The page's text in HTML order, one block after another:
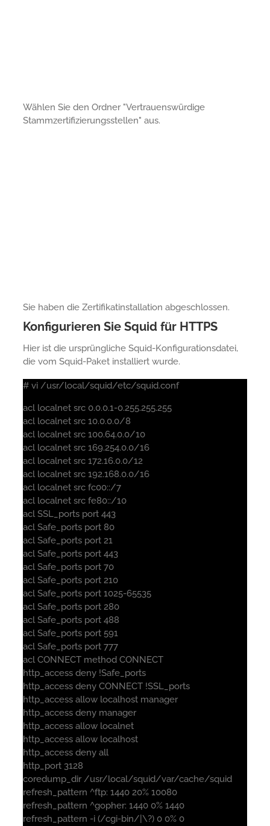
Wählen Sie den Ordner "Vertrauenswürdige
Stammzertifizierungsstellen" aus.
Sie haben die Zertifikatinstallation abgeschlossen.
Konfigurieren Sie Squid für HTTPS
Hier ist die ursprüngliche Squid-Konfigurationsdatei,
die vom Squid-Paket installiert wurde.
# vi /usr/local/squid/etc/squid.conf
acl localnet src 0.0.0.1-0.255.255.255
acl localnet src 10.0.0.0/8
acl localnet src 100.64.0.0/10
acl localnet src 169.254.0.0/16
acl localnet src 172.16.0.0/12
acl localnet src 192.168.0.0/16
acl localnet src fc00::/7
acl localnet src fe80::/10
acl SSL_ports port 443
acl Safe_ports port 80
acl Safe_ports port 21
acl Safe_ports port 443
acl Safe_ports port 70
acl Safe_ports port 210
acl Safe_ports port 1025-65535
acl Safe_ports port 280
acl Safe_ports port 488
acl Safe_ports port 591
acl Safe_ports port 777
acl CONNECT method CONNECT
http_access deny !Safe_ports
http_access deny CONNECT !SSL_ports
http_access allow localhost manager
http_access deny manager
http_access allow localnet
http_access allow localhost
http_access deny all
http_port 3128
coredump_dir /usr/local/squid/var/cache/squid
refresh_pattern ^ftp: 1440 20% 10080
refresh_pattern ^gopher: 1440 0% 1440
refresh_pattern -i (/cgi-bin/|\?) 0 0% 0